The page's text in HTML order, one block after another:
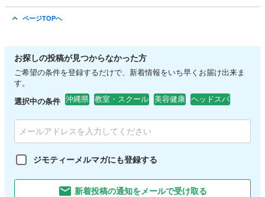
ページTOPへ
お探しの投稿が見つからなかった方
ご希望の条件を登録するだけで、新着情報をいち早くお届け出来ま
す。
選択中の条件 沖縄県 教室・スクール 美容健康 ヘッドスパ
ジモティーメルマガにも登録する
新着投稿の通知をメールで受け取る